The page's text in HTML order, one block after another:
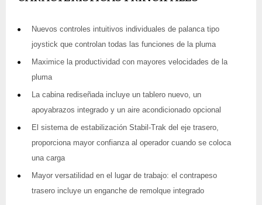
Nuevos controles intuitivos individuales de palanca tipo
joystick que controlan todas las funciones de la pluma
Maximice la productividad con mayores velocidades de la
pluma
La cabina rediseñada incluye un tablero nuevo, un
apoyabrazos integrado y un aire acondicionado opcional
El sistema de estabilización Stabil-Trak del eje trasero,
proporciona mayor confianza al operador cuando se coloca
una carga
Mayor versatilidad en el lugar de trabajo: el contrapeso
trasero incluye un enganche de remolque integrado